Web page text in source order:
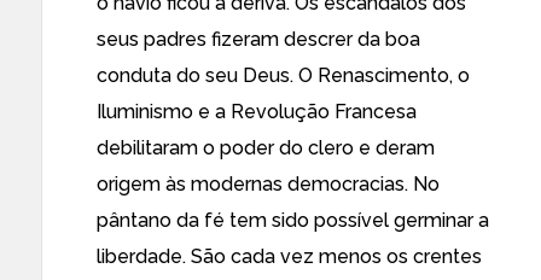
seus padres fizeram descrer da boa
conduta do seu Deus. O Renascimento, o
Iluminismo e a Revolução Francesa
debilitaram o poder do clero e deram
origem às modernas democracias. No
pântano da fé tem sido possível germinar a
liberdade. São cada vez menos os crentes